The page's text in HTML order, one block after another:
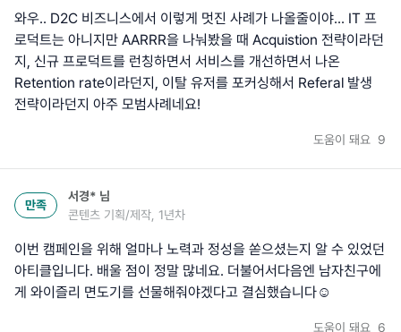
와우.. D2C 비즈니스에서 이렇게 멋진 사례가 나올줄이야... IT 프
로덕트는 아니지만 AARRR을 나눠봤을 때 Acquistion 전략이라던
지, 신규 프로덕트를 런칭하면서 서비스를 개선하면서 나온
Retention rate이라던지, 이탈 유저를 포커싱해서 Referal 발생
도움이 돼요 9
만족
서경* 님
콘텐츠 기획/제작, 1년차
이번 캠페인을 위해 얼마나 노력과 정성을 쏟으셨는지 알 수 있었던
아티클입니다. 배울 점이 정말 많네요. 더불어서다음엔 남자친구에
게 와이즐리 면도기를 선물해줘야겠다고 결심했습니다☺️
도움이 돼요 6